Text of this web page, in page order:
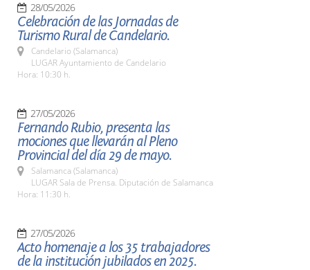
28/05/2026
Celebración de las Jornadas de
Turismo Rural de Candelario.
Candelario (Salamanca)
LUGAR Ayuntamiento de Candelario
Hora: 10:30 h.
27/05/2026
Fernando Rubio, presenta las
mociones que llevarán al Pleno
Provincial del día 29 de mayo.
Salamanca (Salamanca)
LUGAR Sala de Prensa. Diputación de Salamanca
Hora: 11:30 h.
27/05/2026
Acto homenaje a los 35 trabajadores
de la institución jubilados en 2025.